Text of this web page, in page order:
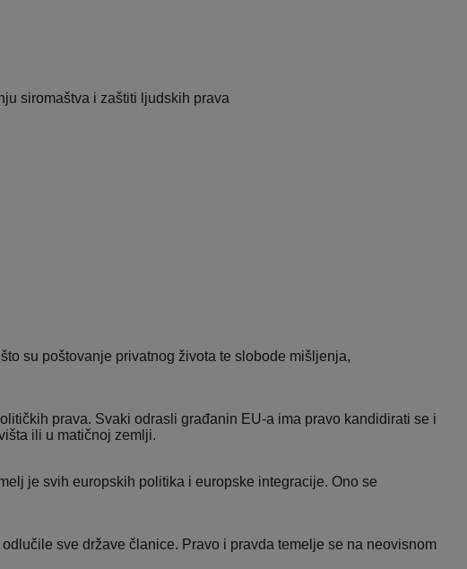
siromaštva i zaštiti ljudskih prava
su poštovanje privatnog života te slobode mišljenja,
prava. Svaki odrasli građanin EU-a ima pravo kandidirati se i
ili u matičnoj zemlji.
je svih europskih politika i europske integracije. Ono se
sve države članice. Pravo i pravda temelje se na neovisnom